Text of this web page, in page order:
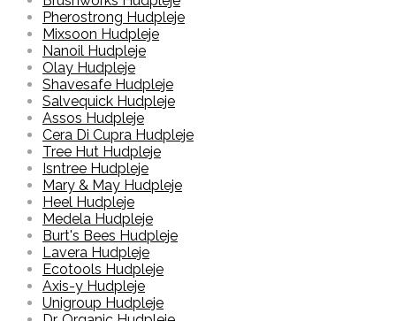
Pherostrong Hudpleje
Mixsoon Hudpleje
Nanoil Hudpleje
Olay Hudpleje
Shavesafe Hudpleje
Salvequick Hudpleje
Assos Hudpleje
Cera Di Cupra Hudpleje
Tree Hut Hudpleje
Isntree Hudpleje
Mary & May Hudpleje
Heel Hudpleje
Medela Hudpleje
Burt's Bees Hudpleje
Lavera Hudpleje
Ecotools Hudpleje
Axis-y Hudpleje
Unigroup Hudpleje